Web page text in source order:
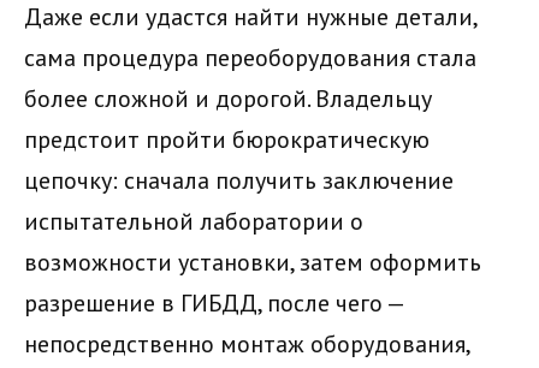
Даже если удастся найти нужные детали,
сама процедура переоборудования стала
более сложной и дорогой. Владельцу
предстоит пройти бюрократическую
цепочку: сначала получить заключение
испытательной лаборатории о
возможности установки, затем оформить
разрешение в ГИБДД, после чего —
непосредственно монтаж оборудования,